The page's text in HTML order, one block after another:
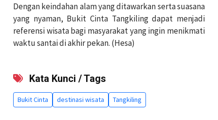
Dengan keindahan alam yang ditawarkan serta suasana
yang nyaman, Bukit Cinta Tangkiling dapat menjadi
referensi wisata bagi masyarakat yang ingin menikmati
waktu santai di akhir pekan. (Hesa)
Kata Kunci / Tags
Bukit Cinta destinasi wisata Tangkiling